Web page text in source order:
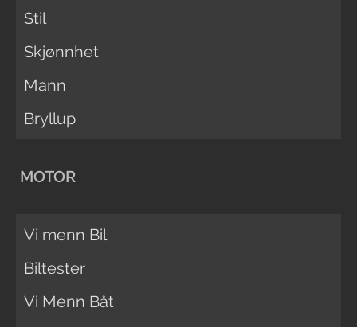
Stil
Skjønnhet
Mann
Bryllup
MOTOR
Vi menn Bil
Biltester
Vi Menn Båt